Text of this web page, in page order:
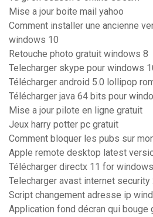
Mise a jour boite mail yahoo
Comment installer une ancienne
windows 10
Retouche photo gratuit windows 8
Telecharger skype pour windows
Télécharger android 5.0 lollipop
Télécharger java 64 bits pour
Mise a jour pilote en ligne gratuit
Jeux harry potter pc gratuit
Comment bloquer les pubs sur
Apple remote desktop latest
Télécharger directx 11 for
Telecharger avast internet
Script changement adresse ip
Application fond décran qui bouge